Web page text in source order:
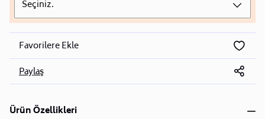
Seçiniz.
Favorilere Ekle
Paylaş
Ürün Özellikleri